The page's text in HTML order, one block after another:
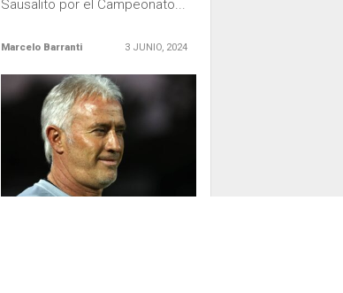
Sausalito por el Campeonato...
Marcelo Barranti 3 JUNIO, 2024
LEER MÁS